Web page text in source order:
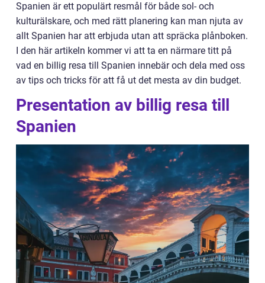
Spanien är ett populärt resmål för både sol- och
kulturälskare, och med rätt planering kan man njuta av
allt Spanien har att erbjuda utan att spräcka plånboken.
I den här artikeln kommer vi att ta en närmare titt på
vad en billig resa till Spanien innebär och dela med oss
av tips och tricks för att få ut det mesta av din budget.
Presentation av billig resa till
Spanien